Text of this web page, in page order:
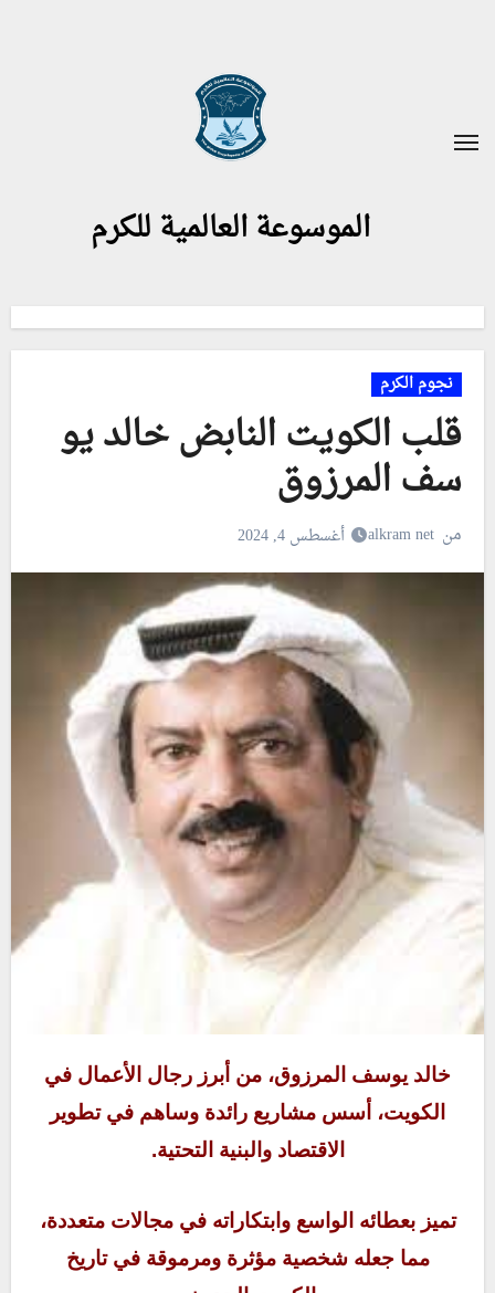
الموسوعة العالمية للكرم
نجوم الكرم
قلب الكويت النابض خالد يو
سف المرزوق
من alkram net أغسطس 4, 2024
خالد يوسف المرزوق، من أبرز رجال الأعمال في
الكويت، أسس مشاريع رائدة وساهم في تطوير
الاقتصاد والبنية التحتية.
تميز بعطائه الواسع وابتكاراته في مجالات متعددة،
مما جعله شخصية مؤثرة ومرموقة في تاريخ